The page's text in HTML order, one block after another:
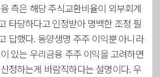
측은 해당 주식교환비율이 외부회계
타당하다고 인정받아 명백한 조정 필
답했다. 동양생명 주주 이익뿐 아니라
있는 우리금융 주주 이익을 고려하면
정하는게 바람직하다는 설명이다. 우